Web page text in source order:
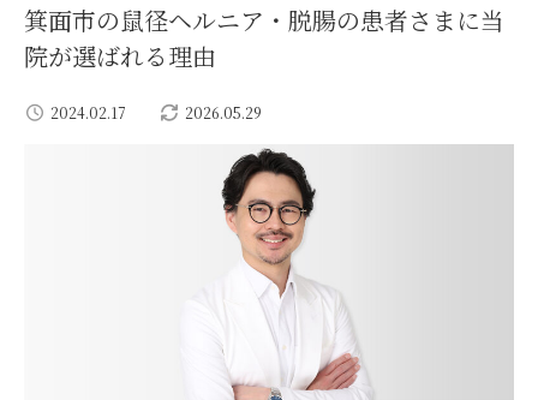
箕面市の鼠径ヘルニア・脱腸の患者さまに当
院が選ばれる理由
2024.02.17 2026.05.29